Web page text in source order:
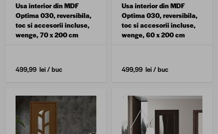
Usa interior din MDF
Optima 030, reversibila,
toc si accesorii incluse,
wenge, 70 x 200 cm
499,99 lei/ buc
Usa interior din MDF
Optima 030, reversibila,
toc si accesorii incluse,
wenge, 60 x 200 cm
499,99 lei/ buc